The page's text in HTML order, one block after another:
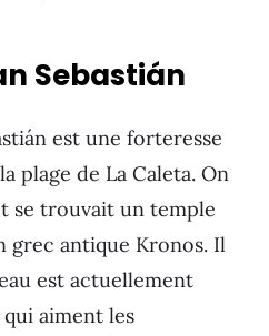
Sebastián
est une forteresse
plage de La Caleta. On
se trouvait un temple
grec antique Kronos. Il
est actuellement
aiment les